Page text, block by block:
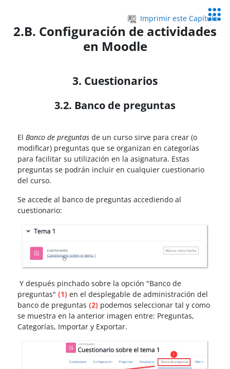
Imprimir este Capítulo
2.B. Configuración de actividades
en Moodle
3. Cuestionarios
3.2. Banco de preguntas
El Banco de preguntas de un curso sirve para crear (o
modificar) preguntas que se organizan en categorías
para facilitar su utilización en la asignatura. Estas
preguntas se podrán incluir en cualquier cuestionario
del curso.
Se accede al banco de preguntas accediendo al
cuestionario:
Y después pinchado sobre la opción "Banco de
preguntas" (1) en el desplegable de administración del
banco de preguntas (2) podemos seleccionar tal y como
se muestra en la anterior imagen entre: Preguntas,
Categorías, Importar y Exportar.